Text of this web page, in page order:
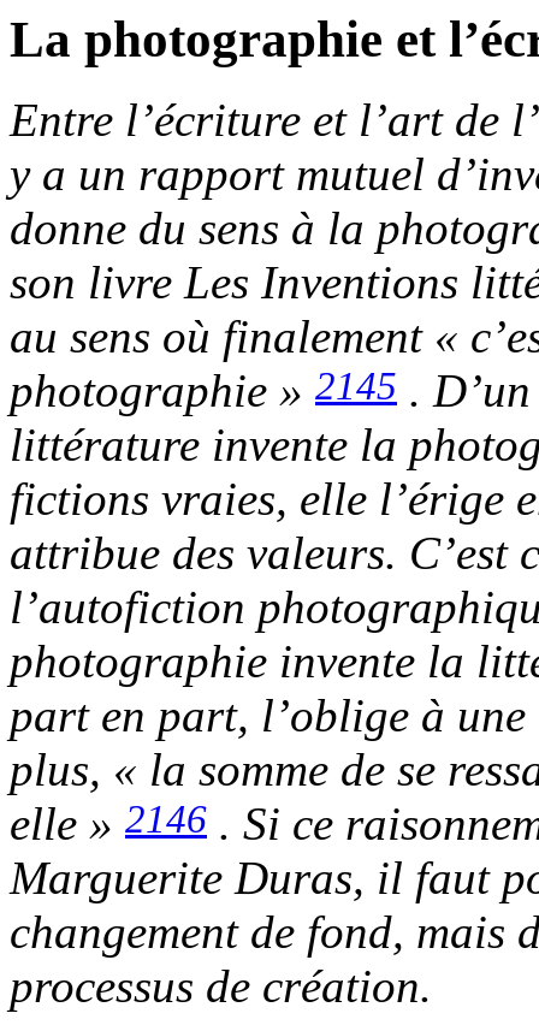
La photographie et
Entre l’écriture et l’art de
y a un rapport mutuel
donne du sens à la
son livre Les Inventions
au sens où finalement «
photographie » 2145 .
littérature invente la
fictions vraies, elle l’érige
attribue des valeurs. C’est
l’autofiction
photographie invente la
part en part, l’oblige à
plus, « la somme de se
elle » 2146 . Si ce
Marguerite Duras, il faut
changement de fond, mais
processus de création.